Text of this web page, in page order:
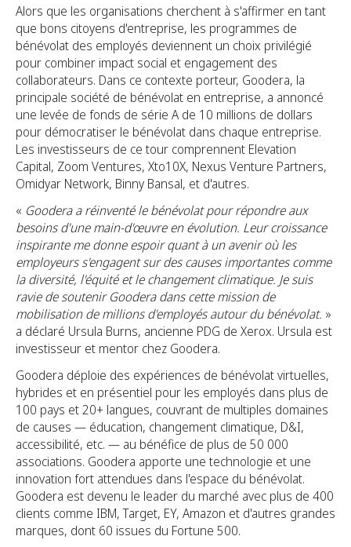
Alors que les organisations cherchent à s'affirmer en tant
que bons citoyens d'entreprise, les programmes de
bénévolat des employés deviennent un choix privilégié
pour combiner impact social et engagement des
collaborateurs. Dans ce contexte porteur, Goodera, la
principale société de bénévolat en entreprise, a annoncé
une levée de fonds de série A de 10 millions de dollars
pour démocratiser le bénévolat dans chaque entreprise.
Les investisseurs de ce tour comprennent Elevation
Capital, Zoom Ventures, Xto10X, Nexus Venture Partners,
Omidyar Network, Binny Bansal, et d'autres.
« Goodera a réinventé le bénévolat pour répondre aux
besoins d'une main-d'œuvre en évolution. Leur croissance
inspirante me donne espoir quant à un avenir où les
employeurs s'engagent sur des causes importantes comme
la diversité, l'équité et le changement climatique. Je suis
ravie de soutenir Goodera dans cette mission de
mobilisation de millions d'employés autour du bénévolat. »
a déclaré Ursula Burns, ancienne PDG de Xerox. Ursula est
investisseur et mentor chez Goodera.
Goodera déploie des expériences de bénévolat virtuelles,
hybrides et en présentiel pour les employés dans plus de
100 pays et 20+ langues, couvrant de multiples domaines
de causes — éducation, changement climatique, D&I,
accessibilité, etc. — au bénéfice de plus de 50 000
associations. Goodera apporte une technologie et une
innovation fort attendues dans l'espace du bénévolat.
Goodera est devenu le leader du marché avec plus de 400
clients comme IBM, Target, EY, Amazon et d'autres grandes
marques, dont 60 issues du Fortune 500.